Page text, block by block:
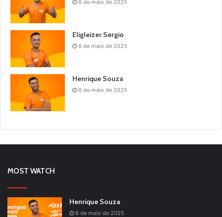
6 de maio de 2025
Eligleizer Sergio
6 de maio de 2025
Henrique Souza
6 de maio de 2025
MOST WATCH
Henrique Souza
6 de maio de 2025